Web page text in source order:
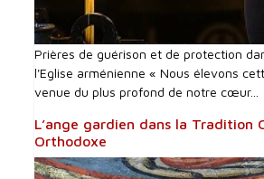
Prières de guérison et de protection
l'Eglise arménienne « Nous élevons
venue du plus profond de notre cœur...
L’ange gardien dans la Tradition
Orthodoxe